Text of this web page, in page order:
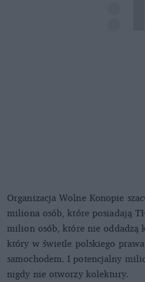
Organizacja Wolne Konopie
miliona osób, które posiadają
milion osób, które nie
który w świetle polskiego
samochodem. I potencjalny
nigdy nie otworzy kolektury.